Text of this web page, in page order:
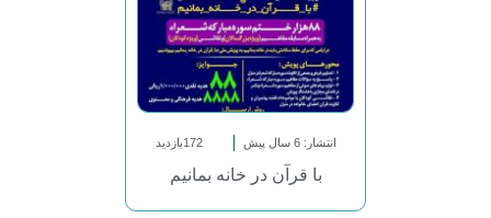
انتشار: 6 سال پیش 172بازدید
با قرآن در خانه بمانیم